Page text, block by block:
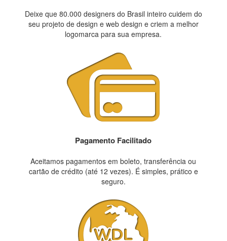
Deixe que 80.000 designers do Brasil inteiro cuidem do
seu projeto de design e web design e criem a melhor
logomarca para sua empresa.
Pagamento Facilitado
Aceitamos pagamentos em boleto, transferência ou
cartão de crédito (até 12 vezes). É simples, prático e
seguro.